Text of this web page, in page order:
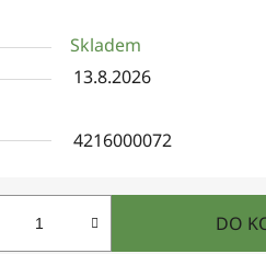
Skladem
13.8.2026
4216000072
DO